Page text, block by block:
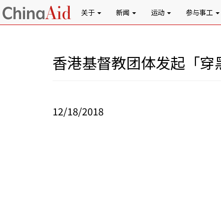
关于 新闻 运动 参与事工
香港基督教团体发起「
12/18/2018